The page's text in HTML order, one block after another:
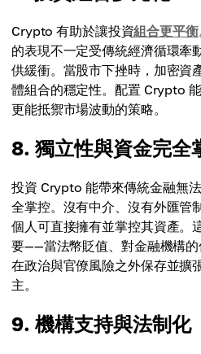
Crypto 有助於讓投資組合更平衡
的表現不一定受傳統經濟循環牽
供緩衝。當股市下挫時，加密資
體組合的穩定性。配置 Crypto
更能抵禦市場波動的策略。
8. 獨立性與資金完全
投資 Crypto 能帶來傳統金融無
全掌控。沒有中介、沒有外匯管
個人可直接擁有並掌控其資產。
要——當法幣貶值、對金融機構
在政治與官僚風險之外保存並擴
主。
9. 機構支持與法制化